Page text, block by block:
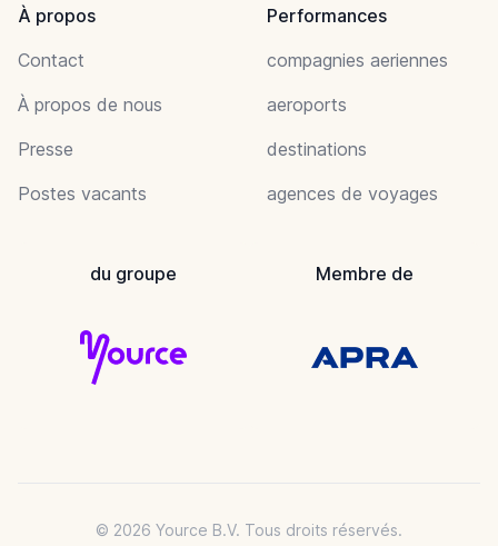
À propos
Contact
À propos de nous
Presse
Postes vacants
Performances
compagnies aeriennes
aeroports
destinations
agences de voyages
du groupe Membre de
© 2026 Yource B.V. Tous droits réservés.